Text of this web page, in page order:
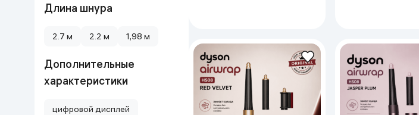
Длина шнура
2.7 м 2.2 м 1,98 м
Дополнительные
характеристики
цифровой дисплей